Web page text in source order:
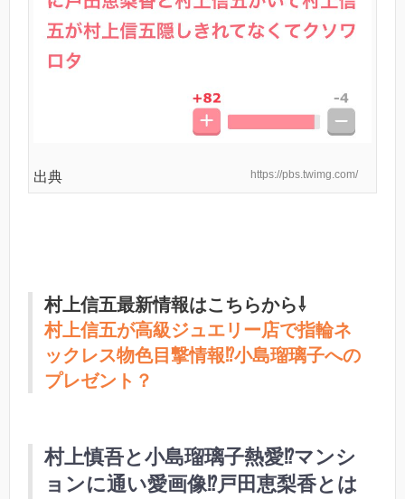
出典 https://pbs.twimg.com/
村上信五最新情報はこちらから⇩
村上信五が高級ジュエリー店で指輪ネ
ックレス物色目撃情報⁉︎小島瑠璃子への
プレゼント？
村上慎吾と小島瑠璃子熱愛⁉︎マンシ
ョンに通い愛画像⁉︎戸田恵梨香とは